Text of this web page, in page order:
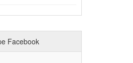
Facebook